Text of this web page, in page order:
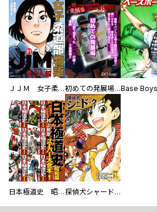
ＪＪＭ 女子柔道部物語 社会人編 初めての発展場 【白抜き修正版】
日本極道史 昭和編 スーパー大合本 探偵犬シャードック（新装版）